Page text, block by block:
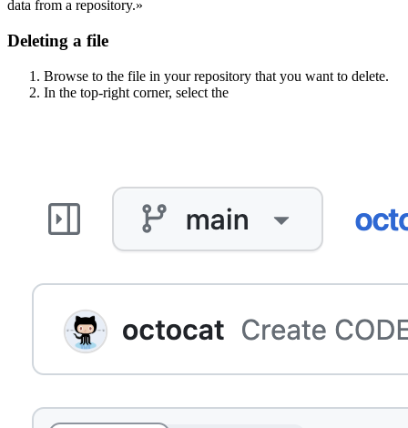
data from a repository.»
Deleting a file
Browse to the file in your repository that you want to delete.
In the top-right corner, select the